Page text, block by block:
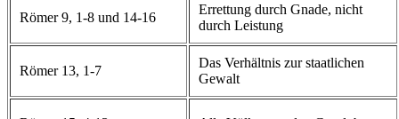
Römer 9, 1-8 und 14-16
Errettung durch Gnade, nicht
durch Leistung
Römer 13, 1-7
Das Verhältnis zur staatlichen
Gewalt